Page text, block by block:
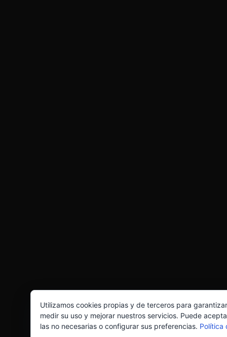
Utilizamos cookies propias y de terceros para
medir su uso y mejorar nuestros servicios. Puede
las no necesarias o configurar sus preferencias. Política